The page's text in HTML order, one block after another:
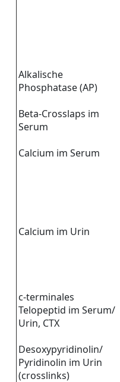
Alkalische
Phosphatase (AP)
Beta-Crosslaps im
Serum
Calcium im Serum
Calcium im Urin
c-terminales
Telopeptid im Serum/
Urin, CTX
Desoxypyridinolin/
Pyridinolin im Urin
(crosslinks)